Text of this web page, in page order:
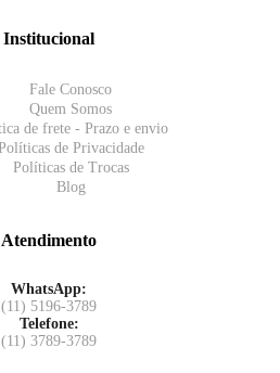
Institucional
Fale Conosco
Quem Somos
de frete - Prazo e envio
de Privacidade
Políticas de Trocas
Blog
Atendimento
WhatsApp:
(11) 5196-3789
Telefone:
(11) 3789-3789